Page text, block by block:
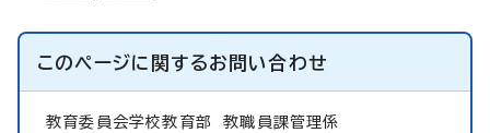
このページに関するお問い合わせ
教育委員会学校教育部教職員課管理係